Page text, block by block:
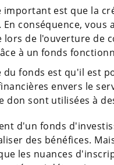
important est que la
En conséquence,
lors de l'ouverture de
à un fonds
du fonds est qu'il est
envers le
don sont utilisées à
d'un fonds
des bénéfices.
les nuances